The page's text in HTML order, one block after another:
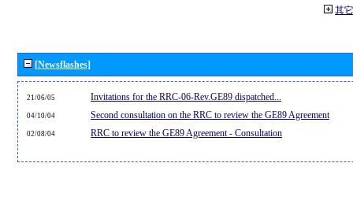
其
[Newsflashes]
21/06/05 Invitations for the RRC-06-Rev.GE89 dispatched...
04/10/04 Second consultation on the RRC to review the GE89 Agreement
02/08/04 RRC to review the GE89 Agreement - Consultation